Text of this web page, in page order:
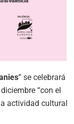
” se celebrará
“con el
actividad cultural